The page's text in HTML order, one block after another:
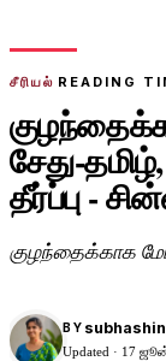
சீரியல் READING
சேது-
தீர்ப்பு -
குழந்தைக்காக
BY
Updated · 17